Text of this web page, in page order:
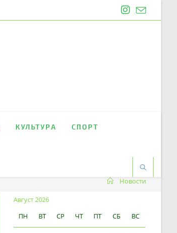
КУЛЬТУРА СПОРТ
Новости
Август 2026
ПН
ВТ СР ЧТ ПТ СБ ВС